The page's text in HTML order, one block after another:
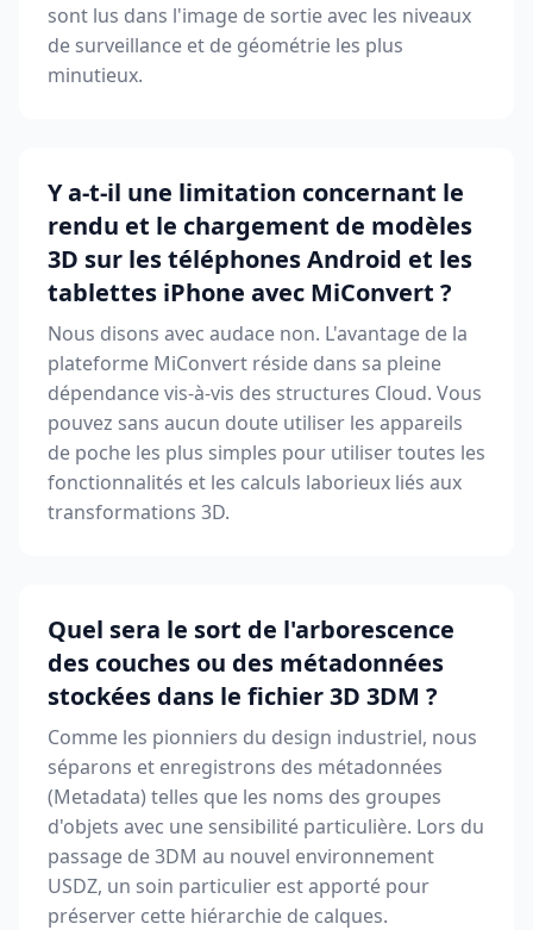
sont lus dans l'image de sortie avec les niveaux
de surveillance et de géométrie les plus
minutieux.
Y a-t-il une limitation concernant le
rendu et le chargement de modèles
3D sur les téléphones Android et les
tablettes iPhone avec MiConvert ?
Nous disons avec audace non. L'avantage de la
plateforme MiConvert réside dans sa pleine
dépendance vis-à-vis des structures Cloud. Vous
pouvez sans aucun doute utiliser les appareils
de poche les plus simples pour utiliser toutes les
fonctionnalités et les calculs laborieux liés aux
transformations 3D.
Quel sera le sort de l'arborescence
des couches ou des métadonnées
stockées dans le fichier 3D 3DM ?
Comme les pionniers du design industriel, nous
séparons et enregistrons des métadonnées
(Metadata) telles que les noms des groupes
d'objets avec une sensibilité particulière. Lors du
passage de 3DM au nouvel environnement
USDZ, un soin particulier est apporté pour
préserver cette hiérarchie de calques.